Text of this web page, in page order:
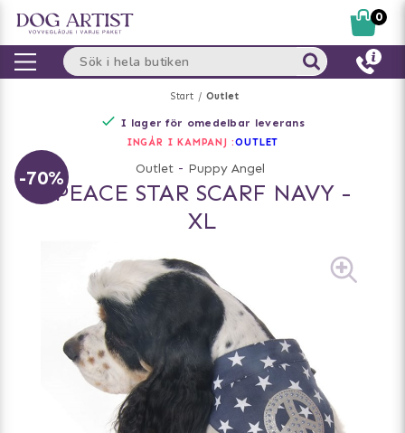
Start Outlet
I lager för omedelbar leverans
INGÅR I KAMPANJ :OUTLET
-70% Outlet - Puppy Angel
PEACE STAR SCARF NAVY -
XL
0